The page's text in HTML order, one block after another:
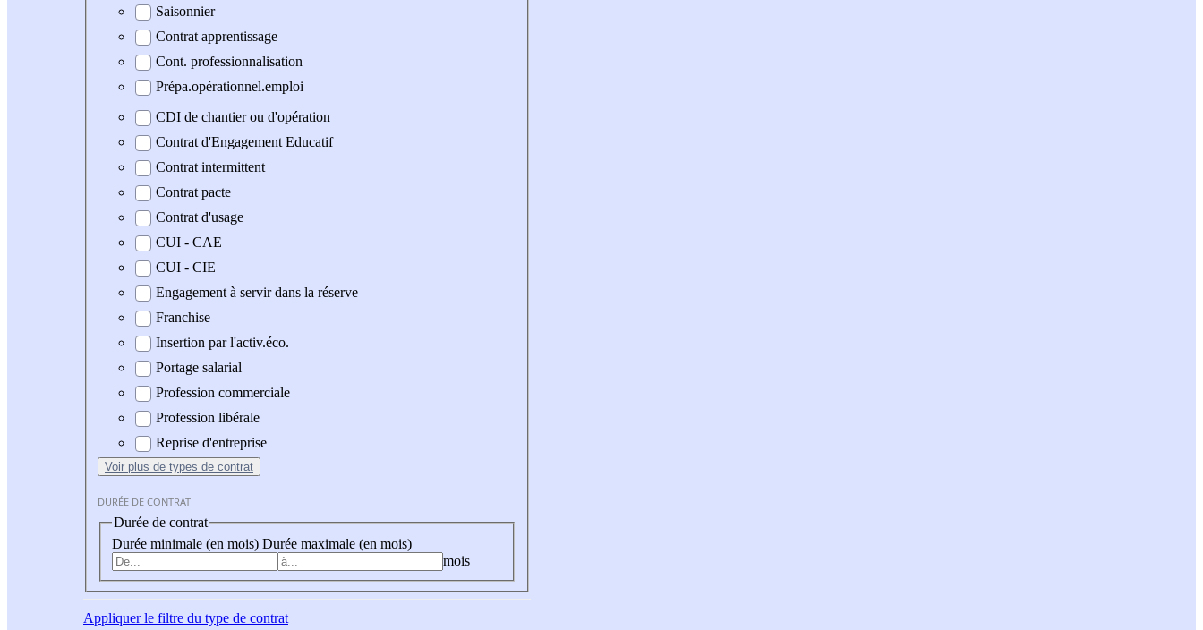
Saisonnier
Contrat apprentissage
Cont. professionnalisation
Prépa.opérationnel.emploi
CDI de chantier ou d'opération
Contrat d'Engagement Educatif
Contrat intermittent
Contrat pacte
Contrat d'usage
CUI - CAE
CUI - CIE
Engagement à servir dans la réserve
Franchise
Insertion par l'activ.éco.
Portage salarial
Profession commerciale
Profession libérale
Reprise d'entreprise
Voir plus de types de contrat
DURÉE DE CONTRAT
Durée de contrat
Durée minimale (en mois) Durée maximale (en mois)
mois
Appliquerle filtre du type de contrat